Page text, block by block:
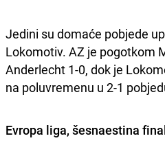
Jedini su domaće pobjede
Lokomotiv. AZ je pogotkom
Anderlecht 1-0, dok je
na poluvremenu u 2-1
Evropa liga, šesnaestina